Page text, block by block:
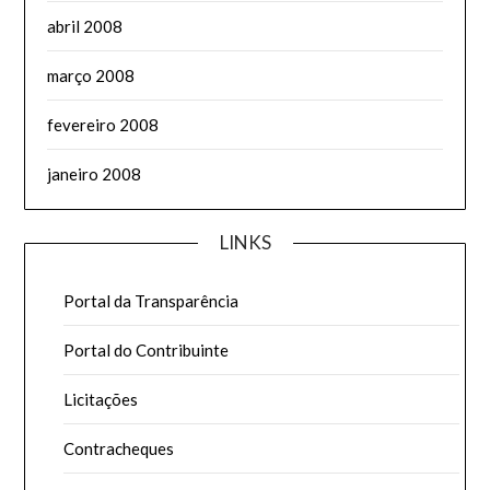
abril 2008
março 2008
fevereiro 2008
janeiro 2008
LINKS
Portal da Transparência
Portal do Contribuinte
Licitações
Contracheques